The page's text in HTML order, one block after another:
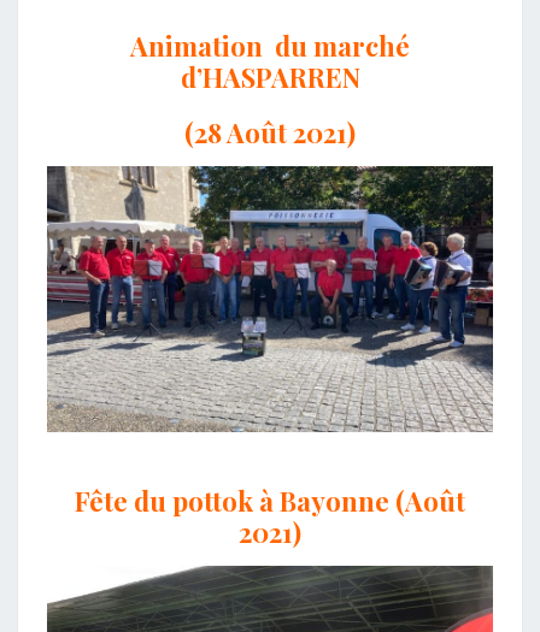
Animation du marché
d’HASPARREN
(28 Août 2021)
Fête du pottok à Bayonne (Août
2021)